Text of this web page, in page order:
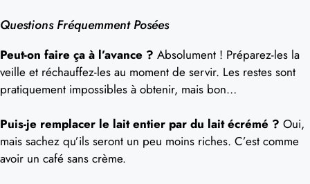
Questions Fréquemment Posées
Peut-on faire ça à l’avance ? Absolument ! Préparez-les la
veille et réchauffez-les au moment de servir. Les restes sont
pratiquement impossibles à obtenir, mais bon…
Puis-je remplacer le lait entier par du lait écrémé ? Oui,
mais sachez qu’ils seront un peu moins riches. C’est comme
avoir un café sans crème.